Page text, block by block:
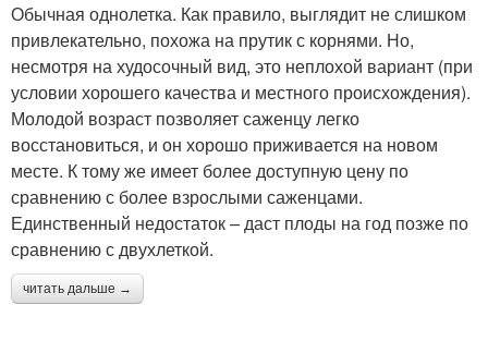
Обычная однолетка. Как правило, выглядит не слишком
привлекательно, похожа на прутик с корнями. Но,
несмотря на худосочный вид, это неплохой вариант (при
условии хорошего качества и местного происхождения).
Молодой возраст позволяет саженцу легко
восстановиться, и он хорошо приживается на новом
месте. К тому же имеет более доступную цену по
сравнению с более взрослыми саженцами.
Единственный недостаток – даст плоды на год позже по
сравнению с двухлеткой.
читать дальше →